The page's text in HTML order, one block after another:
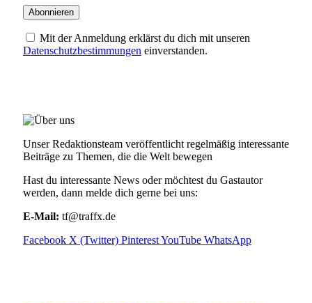
Mit der Anmeldung erklärst du dich mit unseren
Datenschutzbestimmungen einverstanden.
Unser Redaktionsteam veröffentlicht regelmäßig interessante
Beiträge zu Themen, die die Welt bewegen
Hast du interessante News oder möchtest du Gastautor
werden, dann melde dich gerne bei uns:
E-Mail: tf@traffx.de
Facebook X (Twitter) PinterestYouTube WhatsApp